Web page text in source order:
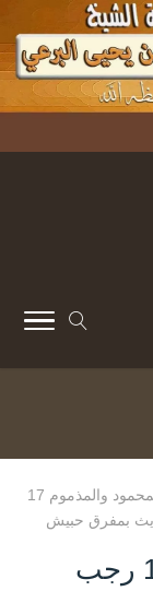
الفرح المحمود والمذموم 17
الفرح المحمود والمذموم 17 رجب